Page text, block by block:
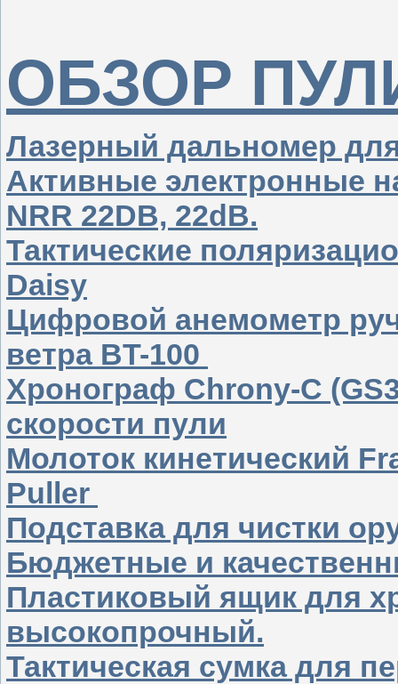
ОБЗОР
Лазерный дальномер
Активные электронные
NRR 22DB, 22dB.
Тактические
Daisy
Цифровой анемометр
ветра BT-100
Хронограф Chrony-C
скорости пули
Молоток кинетический
Puller
Подставка для чистки
Бюджетные и
Пластиковый ящик для
высокопрочный.
Тактическая сумка для